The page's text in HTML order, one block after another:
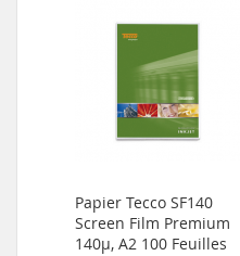
Papier Tecco SF140
Screen Film Premium
140µ, A2 100 Feuilles